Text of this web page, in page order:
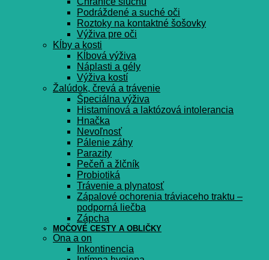
Podráždené a suché oči
Roztoky na kontaktné šošovky
Výživa pre oči
Kĺby a kosti
Kĺbová výživa
Náplasti a gély
Výživa kostí
Žalúdok, črevá a trávenie
Špeciálna výživa
Histamínová a laktózová intolerancia
Hnačka
Nevoľnosť
Pálenie záhy
Parazity
Pečeň a žlčník
Probiotiká
Trávenie a plynatosť
Zápalové ochorenia tráviaceho traktu –
podporná liečba
Zápcha
MOČOVÉ CESTY A OBLIČKY
Ona a on
Inkontinencia